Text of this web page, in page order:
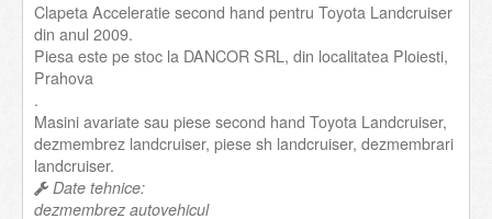
Clapeta Acceleratie second hand pentru Toyota Landcruiser
din anul 2009.
Piesa este pe stoc la DANCOR SRL, din localitatea Ploiesti,
Prahova
.
Masini avariate sau piese second hand Toyota Landcruiser,
dezmembrez landcruiser, piese sh landcruiser, dezmembrari
landcruiser.
Date tehnice:
dezmembrez autovehicul